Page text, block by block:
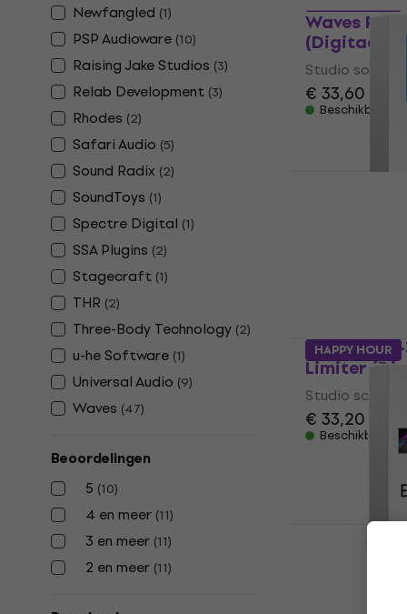
Newfangled (1)
PSP Audioware (10)
Raising Jake Studios (3)
Relab Development (3)
Rhodes (2)
Safari Audio (5)
Sound Radix (2)
SoundToys (1)
Spectre Digital (1)
SSA Plugins (2)
Stagecraft (1)
THR (2)
Three-Body Technology (2)
u-he Software (1)
Universal Audio (9)
Waves (47)
Beoordelingen
5 (10)
4 en meer (11)
3 en meer (11)
2 en meer (11)
Waves
(Digitaal
Studio
€ 33,60
Beschikbaar
Waves
Limiter
Studio
€ 33,20
Beschikbaar
HAPPY HOUR